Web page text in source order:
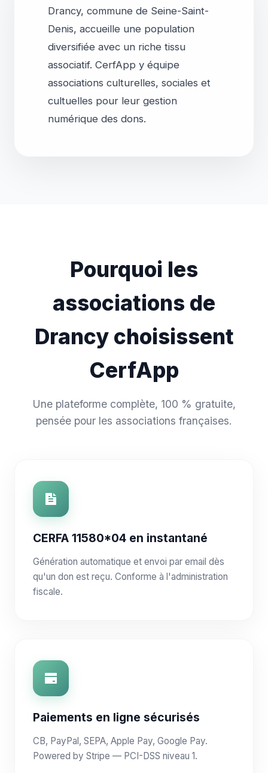
Drancy, commune de Seine-Saint-
Denis, accueille une population
diversifiée avec un riche tissu
associatif. CerfApp y équipe
associations culturelles, sociales et
cultuelles pour leur gestion
Pourquoi les
associations de
Drancy choisissent
CerfApp
Une plateforme complète, 100 % gratuite,
pensée pour les associations françaises.
CERFA 11580*04 en instantané
Génération automatique et envoi par email dès
qu'un don est reçu. Conforme à l'administration
fiscale.
Paiements en ligne sécurisés
CB, PayPal, SEPA, Apple Pay, Google Pay.
Powered by Stripe — PCI-DSS niveau 1.